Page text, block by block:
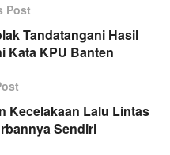
Post
Tandatangani Hasil
Kata KPU Banten
Kecelakaan Lalu Lintas
Sendiri